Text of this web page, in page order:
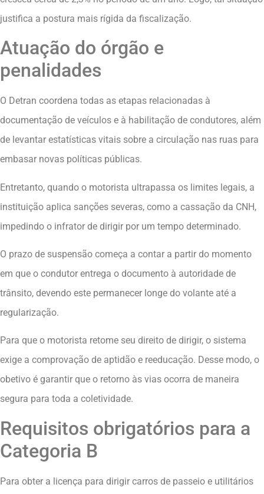
justifica a postura mais rígida da fiscalização.
Atuação do órgão e
penalidades
O Detran coordena todas as etapas relacionadas à
documentação de veículos e à habilitação de condutores, além
de levantar estatísticas vitais sobre a circulação nas ruas para
embasar novas políticas públicas.
Entretanto, quando o motorista ultrapassa os limites legais, a
instituição aplica sanções severas, como a cassação da CNH,
impedindo o infrator de dirigir por um tempo determinado.
O prazo de suspensão começa a contar a partir do momento
em que o condutor entrega o documento à autoridade de
trânsito, devendo este permanecer longe do volante até a
regularização.
Para que o motorista retome seu direito de dirigir, o sistema
exige a comprovação de aptidão e reeducação. Desse modo, o
obetivo é garantir que o retorno às vias ocorra de maneira
segura para toda a coletividade.
Requisitos obrigatórios para a
Categoria B
Para obter a licença para dirigir carros de passeio e utilitários